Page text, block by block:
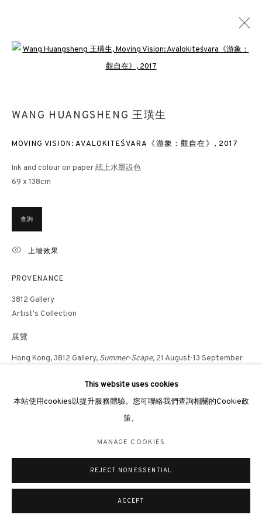
概覽 作品 展覽 新聞 出版 文檔
+852 2153 3812
倫敦畫廊
倫敦女王道137號懷特利地下3號舖W2 4DB
+44 203 9821863
This website uses cookies
本站使用cookies以提升服務體驗。您可聯絡我們查詢相關的Cookie政
策。
MANAGE COOKIES
REJECT NON ESSENTIAL
ACCEPT
Open a larger version of the
WANG HUANGSHENG 王璜生
MOVING VISION: AVALOKITEŚVARA《游象：觀自在》 , 2017
Ink and colour on paper 紙上水墨設色
69 x 138cm
查詢
上墻效果
PROVENANCE
3812 Gallery
Artist's Collection
展覽
Hong Kong, 3812 Gallery, Summer-Scape, 21 August-13 September
Summer-Scape，2024
Blessing, 2022
Hong Kong, 3812 Gallery,More than Ink,2020
Hong Kong, Hong Kong Arts Centre,Wang Huangsheng: Lifelines
2019